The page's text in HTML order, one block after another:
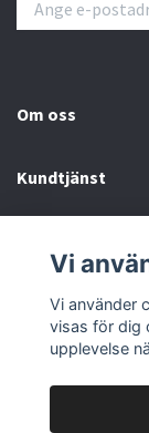
Om oss
Kundtjänst
Sociala medier
Vi
Vi använder
visas för dig
upplevelse